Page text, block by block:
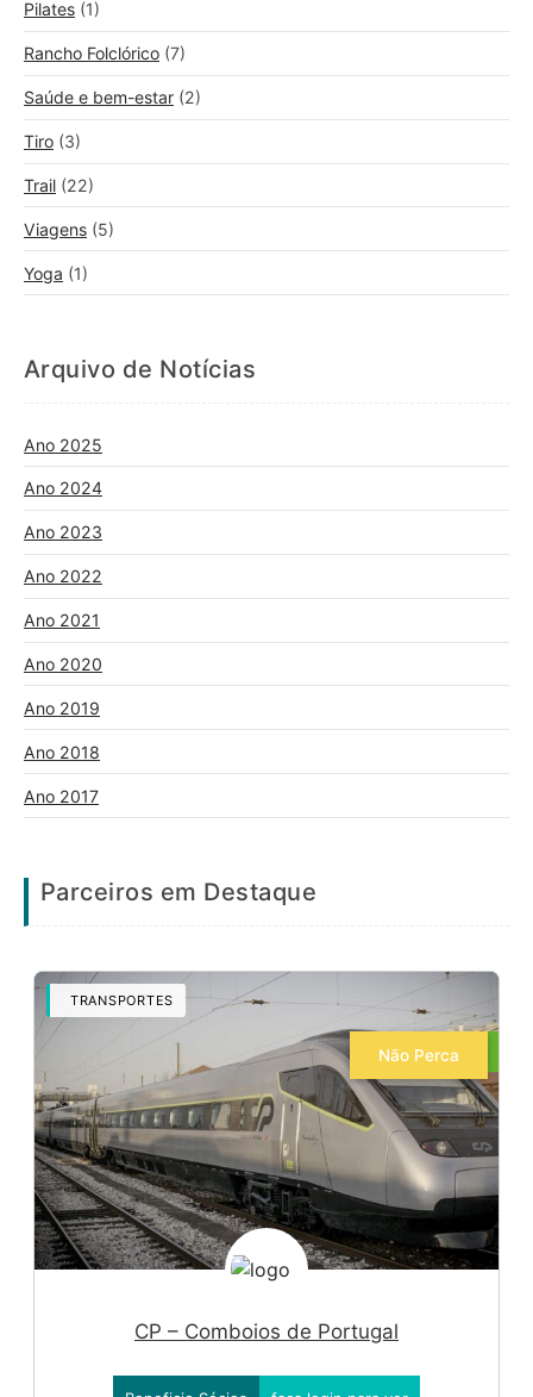
Pilates (1)
Rancho Folclórico (7)
Saúde e bem-estar (2)
Tiro (3)
Trail (22)
Viagens (5)
Yoga (1)
Arquivo de Notícias
Ano 2025
Ano 2024
Ano 2023
Ano 2022
Ano 2021
Ano 2020
Ano 2019
Ano 2018
Ano 2017
Parceiros em Destaque
Não Perca
TRANSPORTES
CP – Comboios de Portugal
Anterior